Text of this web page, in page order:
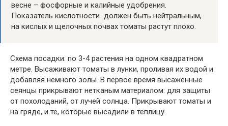
весне – фосфорные и калийные удобрения.
Показатель кислотности должен быть нейтральным,
на кислых и щелочных почвах томаты растут плохо.
Схема посадки: по 3-4 растения на одном квадратном
метре. Высаживают томаты в лунки, проливая их водой и
добавляя немного золы. В первое время высаженные
сеянцы прикрывают нетканым материалом: для защиты
от похолоданий, от лучей солнца. Прикрывают томаты и
на гряде, и те, которые высадили в теплицу.